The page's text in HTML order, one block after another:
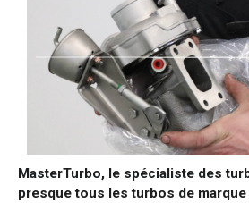
MasterTurbo, le spécialiste des
presque tous les turbos de